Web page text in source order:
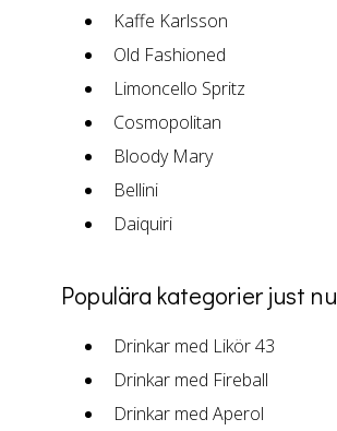
Kaffe Karlsson
Old Fashioned
Limoncello Spritz
Cosmopolitan
Bloody Mary
Bellini
Daiquiri
Populära kategorier just nu
Drinkar med Likör 43
Drinkar med Fireball
Drinkar med Aperol